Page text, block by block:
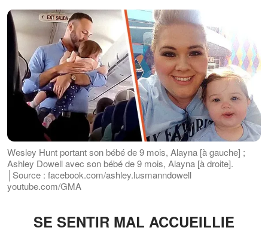
Wesley Hunt portant son bébé de 9 mois, Alayna [à gauche] ;
Ashley Dowell avec son bébé de 9 mois, Alayna [à droite].
│Source : facebook.com/ashley.lusmanndowell
youtube.com/GMA
SE SENTIR MAL ACCUEILLIE